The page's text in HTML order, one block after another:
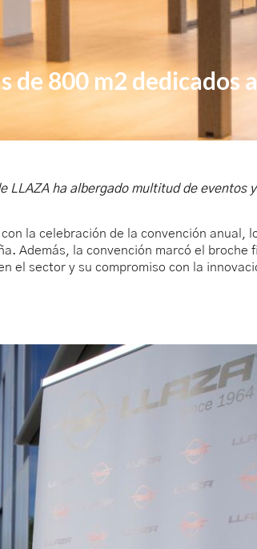
de 800 m2 dedicados
LLAZA ha albergado multitud de
la celebración de la convención
Además, la convención marcó el broche
el sector y su compromiso con la